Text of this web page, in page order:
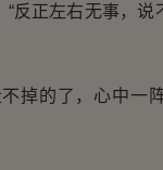
正左右无事，说
的了，心中一